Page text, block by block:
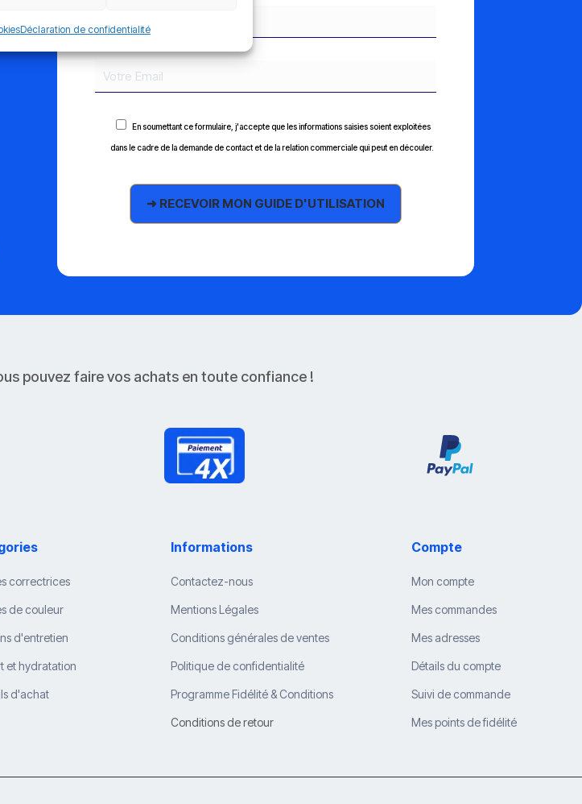
Déclaration de confidentialité
En soumettant ce formulaire, j'accepte que les informations saisies soient exploitées
dans le cadre de la demande de contact et de la relation commerciale qui peut en découler.
pouvez faire vos achats en toute confiance !
correctrices
de couleur
d'entretien
et hydratation
d'achat
Informations
Contactez-nous
Mentions Légales
Conditions générales de ventes
Politique de confidentialité
Programme Fidélité & Conditions
Conditions de retour
Compte
Mon compte
Mes commandes
Mes adresses
Détails du compte
Suivi de commande
Mes points de fidélité